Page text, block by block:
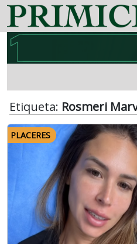
Etiqueta: Rosmeri
PLACERES